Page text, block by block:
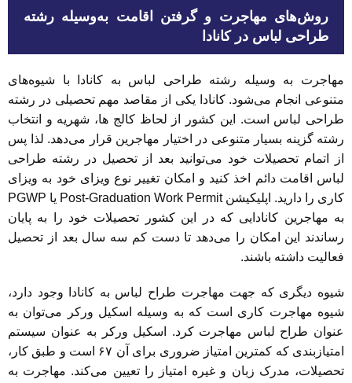
روش‌های مهاجرت و گرفتن اقامت به‌وسیله رشته
طراحی لباس در کانادا
مهاجرت به وسیله رشته طراحی لباس به کانادا با شیوه‌های
متنوعی انجام می‌شود. کانادا یکی از مقاصد مهم تحصیلی در رشته
طراحی لباس است. این کشور از لحاظ کالج ها، شهریه و انتخاب
رشته گزینه بسیار متنوعی در اختیار مهاجرین قرار می‌دهد. لذا پس
از اتمام تحصیلات خود می‌توانید بعد از تحصیل در رشته طراحی
لباس اقامت دائم اخذ کنید و امکان تغییر نوع ویزای خود به ویزای
کاری را دارید. اپلیکیشن Post-Graduation Work Permit یا PGWP
به مهاجرین کانادایی که در این کشور تحصیلات خود را به پایان
رساندند این امکان را می‌دهد تا دست کم سه سال بعد از تحصیل
فعالیت داشته باشند.
شیوه دیگری که جهت مهاجرت طراح لباس به کانادا وجود دارد،
شیوه مهاجرت کاری است که به وسیله اسکیل ورکر می‌توان به
عنوان طراح لباس مهاجرت کرد. اسکیل ورکر به عنوان سیستم
امتیازبندی که کمترین امتیاز ضروری برای آن ۶۷ است و طبق کار،
تحصیلات، مدرک زبان و غیره امتیاز را تعیین می‌کند. مهاجرت به